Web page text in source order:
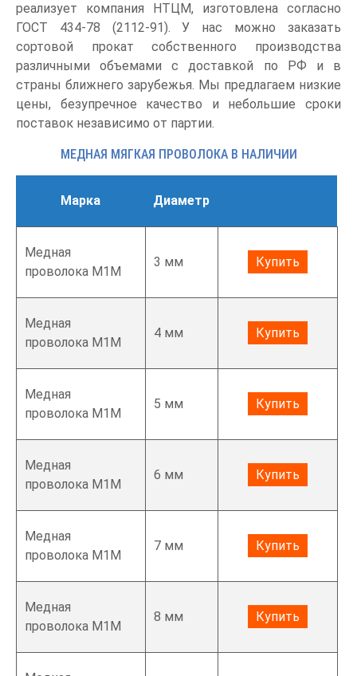
реализует компания НТЦМ, изготовлена согласно
ГОСТ 434-78 (2112-91). У нас можно заказать
сортовой прокат собственного производства
различными объемами с доставкой по РФ и в
страны ближнего зарубежья. Мы предлагаем низкие
цены, безупречное качество и небольшие сроки
поставок независимо от партии.
МЕДНАЯ МЯГКАЯ ПРОВОЛОКА В НАЛИЧИИ
Марка Диаметр
Медная
проволока М1М
3 мм Купить
Медная
проволока М1М
4 мм Купить
Медная
проволока М1М
5 мм Купить
Медная
проволока М1М
6 мм Купить
Медная
проволока М1М
7 мм Купить
Медная
проволока М1М
8 мм Купить